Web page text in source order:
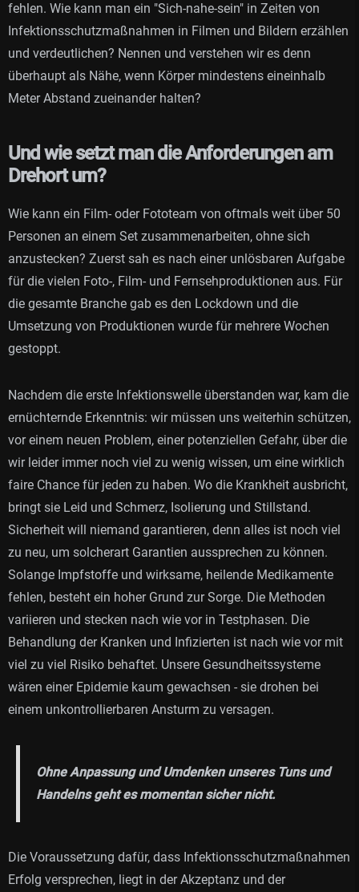
fehlen. Wie kann man ein "Sich-nahe-sein" in Zeiten von
Infektionsschutzmaßnahmen in Filmen und Bildern erzählen
und verdeutlichen? Nennen und verstehen wir es denn
überhaupt als Nähe, wenn Körper mindestens eineinhalb
Meter Abstand zueinander halten?
Und wie setzt man die Anforderungen am
Drehort um?
Wie kann ein Film- oder Fototeam von oftmals weit über 50
Personen an einem Set zusammenarbeiten, ohne sich
anzustecken? Zuerst sah es nach einer unlösbaren Aufgabe
für die vielen Foto-, Film- und Fernsehproduktionen aus. Für
die gesamte Branche gab es den Lockdown und die
Umsetzung von Produktionen wurde für mehrere Wochen
gestoppt.
Nachdem die erste Infektionswelle überstanden war, kam die
ernüchternde Erkenntnis: wir müssen uns weiterhin schützen,
vor einem neuen Problem, einer potenziellen Gefahr, über die
wir leider immer noch viel zu wenig wissen, um eine wirklich
faire Chance für jeden zu haben. Wo die Krankheit ausbricht,
bringt sie Leid und Schmerz, Isolierung und Stillstand.
Sicherheit will niemand garantieren, denn alles ist noch viel
zu neu, um solcherart Garantien aussprechen zu können.
Solange Impfstoffe und wirksame, heilende Medikamente
fehlen, besteht ein hoher Grund zur Sorge. Die Methoden
variieren und stecken nach wie vor in Testphasen. Die
Behandlung der Kranken und Infizierten ist nach wie vor mit
viel zu viel Risiko behaftet. Unsere Gesundheitssysteme
wären einer Epidemie kaum gewachsen - sie drohen bei
einem unkontrollierbaren Ansturm zu versagen.
Ohne Anpassung und Umdenken unseres Tuns und
Handelns geht es momentan sicher nicht.
Die Voraussetzung dafür, dass Infektionsschutzmaßnahmen
Erfolg versprechen, liegt in der Akzeptanz und der